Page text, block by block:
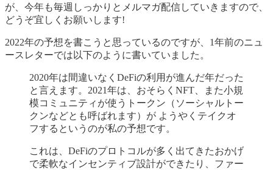
が、今年も毎週しっかりとメルマガ配信していきますので、
どうぞ宜しくお願いします!
2022年の予想を書こうと思っているのですが、1年前のニュ
ースレターでは以下のように書いていました。
2020年は間違いなくDeFiの利用が進んだ年だった
と言えます。2021年は、おそらくNFT、また小規
模コミュニティが使うトークン（ソーシャルトー
クンなどとも呼ばれます）が ようやくテイクオ
フするというのが私の予想です。
これは、DeFiのプロトコルが多く出てきたおかげ
で柔軟なインセンティブ設計ができたり、ファー